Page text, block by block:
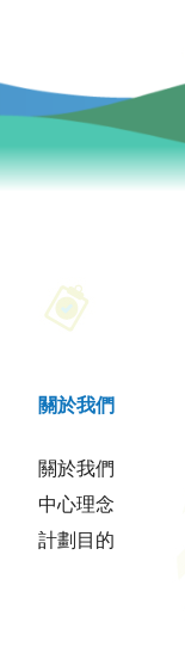
關於我們
關於我們
中心理念
計劃目的